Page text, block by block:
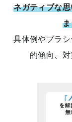
ネガティブな
具体例やプラ
的傾向、